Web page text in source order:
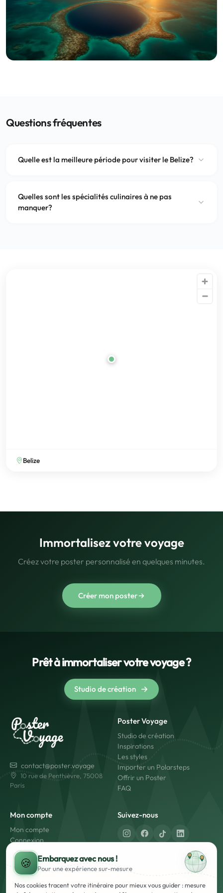
Questions fréquentes
Quelle est la meilleure période pour visiter le Belize?
Quelles sont les spécialités culinaires à ne pas
manquer?
Belize
Immortalisez votre voyage
Créez votre poster personnalisé en quelques minutes.
Créer mon poster
Prêt à immortaliser votre voyage ?
Studio de création
contact@poster.voyage
10 rue de Penthièvre, 75008
Paris
Poster Voyage
Studio de création
Inspirations
Les styles
Importer un Polarsteps
Offrir un Poster
FAQ
Mon compte
Mon compte
Connexion
Créer un compte
Suivez-nous
Paiement sécurisé
🍪 Embarquez avec nous !
Pour une expériencesur-mesure
Nos cookies tracent votre itinéraire pour mieux vous guider : mesure